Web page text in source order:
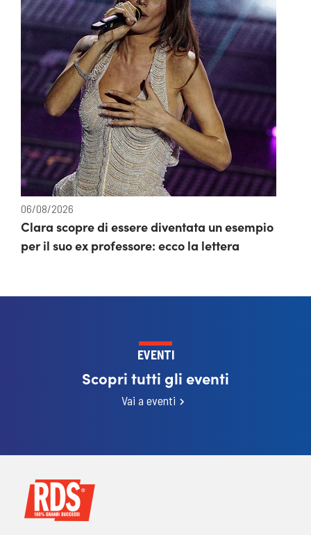
06/08/2026
Clara scopre di essere diventata un esempio
per il suo ex professore: ecco la lettera
EVENTI
Scopri tutti gli eventi
Vai a eventi